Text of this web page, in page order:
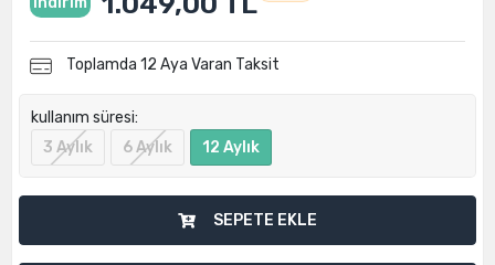
Toplamda 12 Aya Varan Taksit
kullanım süresi:
3 Aylık
6 Aylık 12 Aylık
SEPETE EKLE